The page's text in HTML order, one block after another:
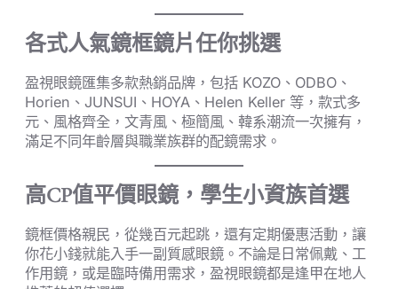
各式人氣鏡框鏡片任你挑選
盈視眼鏡匯集多款熱銷品牌，包括 KOZO、ODBO、
Horien、JUNSUI、HOYA、Helen Keller 等，款式多
元、風格齊全，文青風、極簡風、韓系潮流一次擁有，
滿足不同年齡層與職業族群的配鏡需求。
高CP值平價眼鏡，學生小資族首選
鏡框價格親民，從幾百元起跳，還有定期優惠活動，讓
你花小錢就能入手一副質感眼鏡。不論是日常佩戴、工
作用鏡，或是臨時備用需求，盈視眼鏡都是逢甲在地人